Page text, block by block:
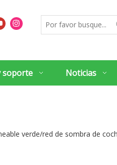
soporte Noticias
verde/red de sombra de